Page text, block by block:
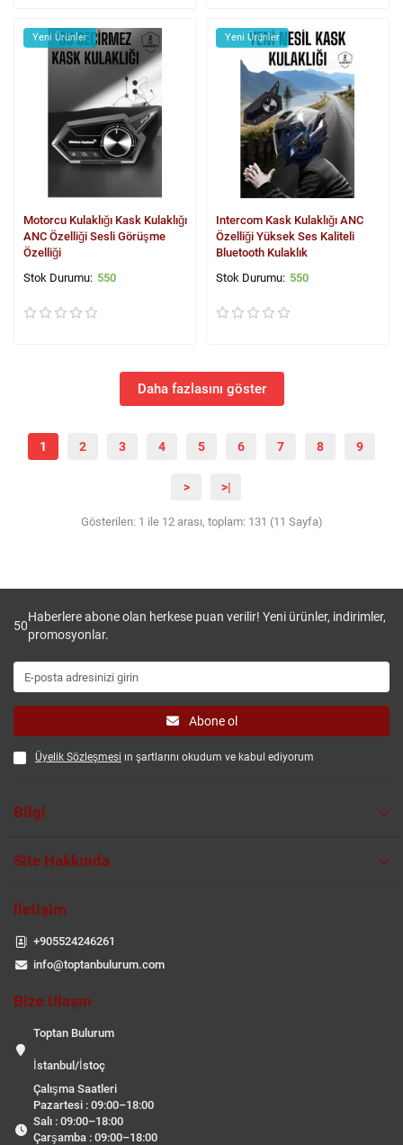
Yeni Ürünler
Motorcu Kulaklığı Kask Kulaklığı
ANC Özelliği Sesli Görüşme
Özelliği
550
Yeni Ürünler
Intercom Kask Kulaklığı ANC
Özelliği Yüksek Ses Kaliteli
Bluetooth Kulaklık
550
Daha fazlasını göster
1 2 3 4 5 6 7 8 9
> >|
Gösterilen: 1 ile 12 arası, toplam: 131 (11 Sayfa)
50
Haberlere abone olan herkese puan verilir! Yeni ürünler, indirimler,
promosyonlar.
Abone ol
Üyelik Sözleşmesi ın şartlarını okudum ve kabul ediyorum
Bilgi
Site Hakkında
İletişim
+905524246261
info@toptanbulurum.com
Bize Ulaşın
Toptan Bulurum
İstanbul/İstoç
Çalışma Saatleri
Pazartesi : 09:00–18:00
Salı : 09:00–18:00
Çarşamba : 09:00–18:00